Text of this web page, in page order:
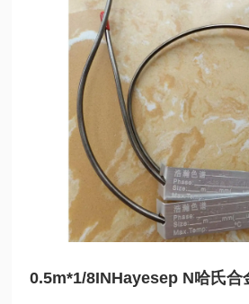
0.5m*1/8INHayesep N哈氏合